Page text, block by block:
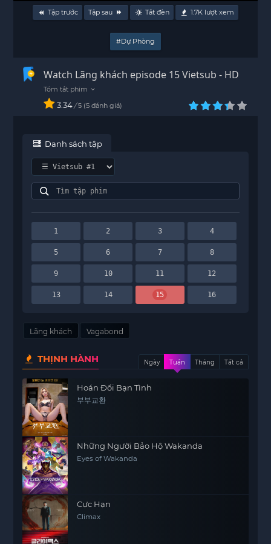
Tập trước Tập sau Tắt đèn 1.7K lượt xem
#Dự Phòng
Watch Lãng khách episode 15 Vietsub - HD
3.34/ 5 5 đánh giá
Danh sách tập
1 2 3 4
5 6 7 8
9 10 11 12
13 14 15 16
Lãng khách Vagabond
THỊNH HÀNH Ngày Tuần Tháng Tất cả
Hoán Đổi Bạn Tình
부부교환
Những Người Bảo Hộ Wakanda
Eyes of Wakanda
Cực Hạn
Climax